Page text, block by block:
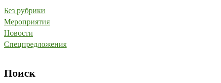
Без рубрики
Мероприятия
Новости
Спецпредложения
Поиск